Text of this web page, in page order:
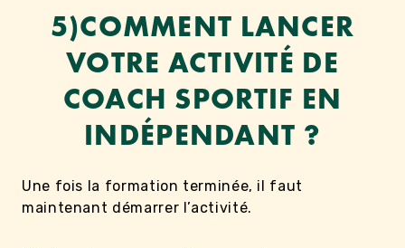
5)COMMENT LANCER
VOTRE ACTIVITÉ DE
COACH SPORTIF EN
INDÉPENDANT ?
Une fois la formation terminée, il faut
maintenant démarrer l’activité.